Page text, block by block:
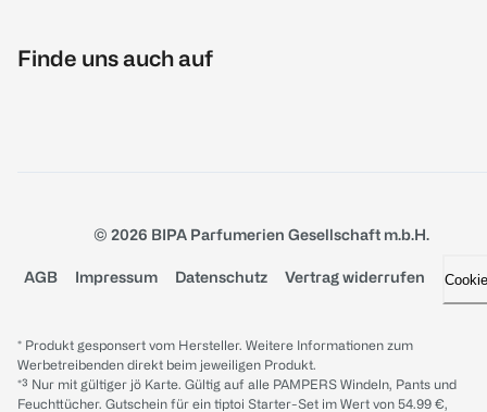
Finde uns auch auf
© 2026 BIPA Parfumerien Gesellschaft m.b.H.
AGB Impressum Datenschutz Vertrag widerrufen
* Produkt gesponsert vom Hersteller. Weitere Informationen zum
Werbetreibenden direkt beim jeweiligen Produkt.
*³ Nur mit gültiger jö Karte. Gültig auf alle PAMPERS Windeln, Pants und
Feuchttücher. Gutschein für ein tiptoi Starter-Set im Wert von 54.99 €,